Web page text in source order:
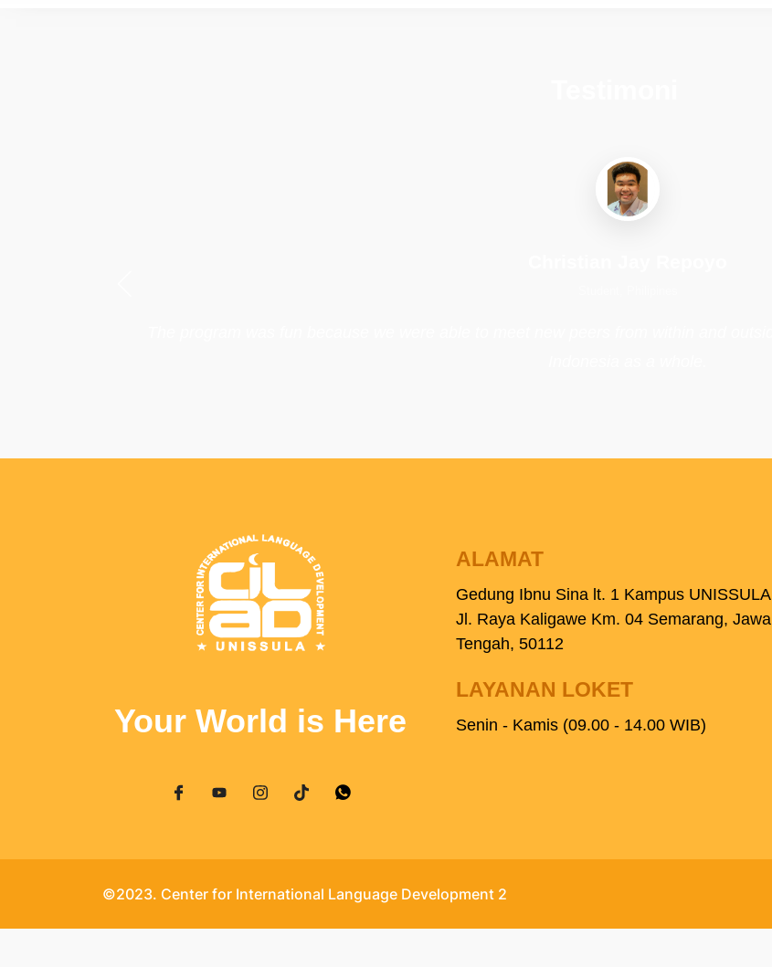
Your World is Here
ALAMAT
Gedung Ibnu Sina lt. 1 Kampus UNISSULA
Jl. Raya Kaligawe Km. 04 Semarang, Jawa
Tengah, 50112
LAYANAN LOKET
Senin - Kamis (09.00 - 14.00 WIB)
©2023. Center for International Language Development 2